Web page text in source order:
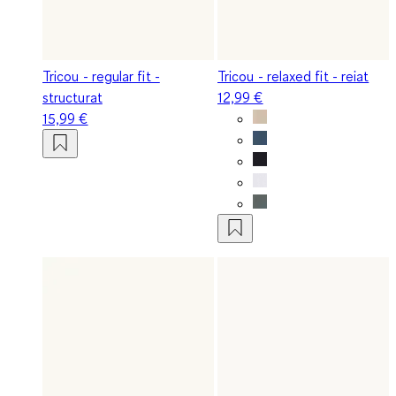
Tricou - regular fit -
structurat
15,99 €
Tricou - relaxed fit - reiat
12,99 €